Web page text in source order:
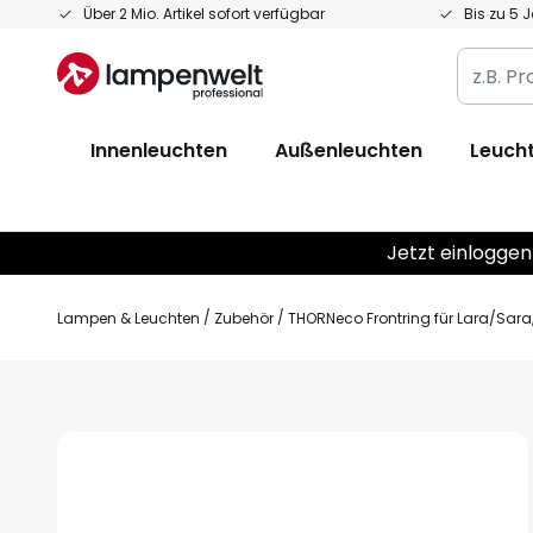
Über 2 Mio. Artikel sofort verfügbar Bis zu 5
Zum
springen
z.B.
Produkt,
EAN
Innenleuchten Außenleuchten
Jetzt
Lampen & Leuchten Zubehör THORNeco Frontring für Lara/